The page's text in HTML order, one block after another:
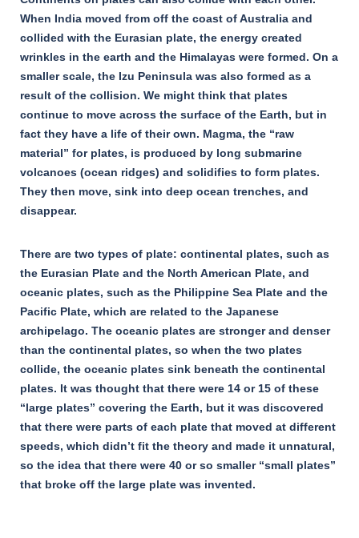
When India moved from off the coast of Australia and
collided with the Eurasian plate, the energy created
wrinkles in the earth and the Himalayas were formed. On a
smaller scale, the Izu Peninsula was also formed as a
result of the collision. We might think that plates
continue to move across the surface of the Earth, but in
fact they have a life of their own. Magma, the “raw
material” for plates, is produced by long submarine
volcanoes (ocean ridges) and solidifies to form plates.
They then move, sink into deep ocean trenches, and
disappear.
There are two types of plate: continental plates, such as
the Eurasian Plate and the North American Plate, and
oceanic plates, such as the Philippine Sea Plate and the
Pacific Plate, which are related to the Japanese
archipelago. The oceanic plates are stronger and denser
than the continental plates, so when the two plates
collide, the oceanic plates sink beneath the continental
plates. It was thought that there were 14 or 15 of these
“large plates” covering the Earth, but it was discovered
that there were parts of each plate that moved at different
speeds, which didn’t fit the theory and made it unnatural,
so the idea that there were 40 or so smaller “small plates”
that broke off the large plate was invented.